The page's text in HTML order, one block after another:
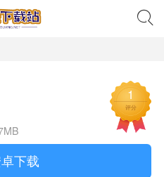
1
评分
下载